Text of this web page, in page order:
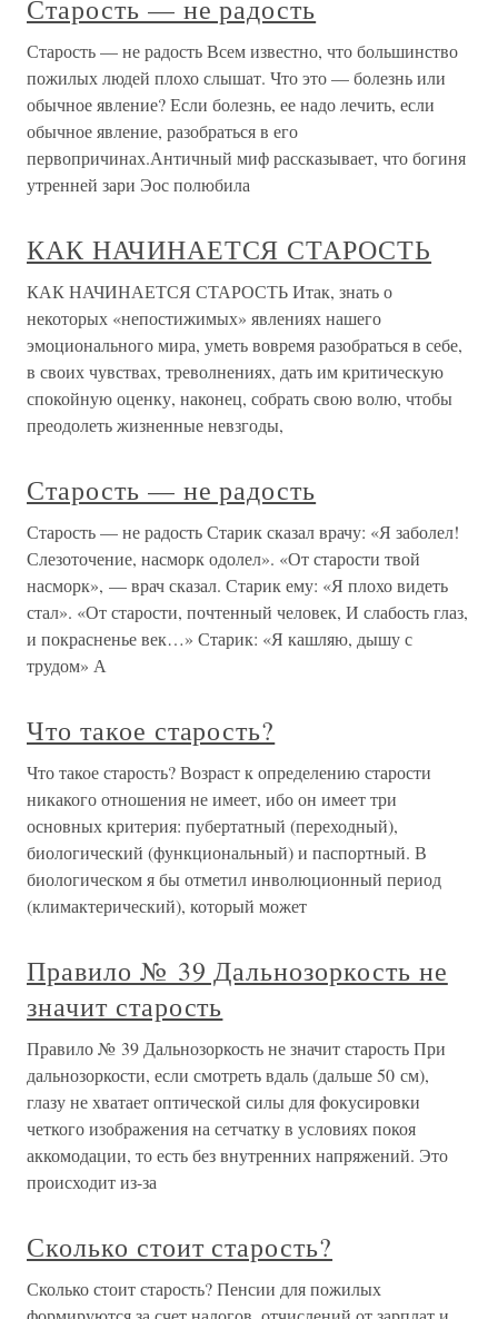
Старость — не радость
Старость — не радость Всем известно, что большинство
пожилых людей плохо слышат. Что это — болезнь или
обычное явление? Если болезнь, ее надо лечить, если
обычное явление, разобраться в его
первопричинах.Античный миф рассказывает, что богиня
утренней зари Эос полюбила
КАК НАЧИНАЕТСЯ СТАРОСТЬ
КАК НАЧИНАЕТСЯ СТАРОСТЬ Итак, знать о
некоторых «непостижимых» явлениях нашего
эмоционального мира, уметь вовремя разобраться в себе,
в своих чувствах, треволнениях, дать им кри­тическую
спокойную оценку, наконец, собрать свою волю, чтобы
преодолеть жизненные невзгоды,
Старость — не радость
Старость — не радость Старик сказал врачу: «Я заболел!
Слезоточение, насморк одолел». «От старости твой
насморк», — врач сказал. Старик ему: «Я плохо видеть
стал». «От старости, почтенный человек, И слабость глаз,
и покрасненье век…» Старик: «Я кашляю, дышу с
трудом» А
Что такое старость?
Что такое старость? Возраст к определению старости
никакого отношения не имеет, ибо он имеет три
основных критерия: пубертатный (переходный),
биологический (функциональный) и паспортный. В
биологическом я бы отметил инволюционный период
(климактерический), который может
Правило № 39 Дальнозоркость не
значит старость
Правило № 39 Дальнозоркость не значит старость При
дальнозоркости, если смотреть вдаль (дальше 50 см),
глазу не хватает оптической силы для фокусировки
четкого изображения на сетчатку в условиях покоя
аккомодации, то есть без внутренних напряжений. Это
происходит из-за
Сколько стоит старость?
Сколько стоит старость? Пенсии для пожилых